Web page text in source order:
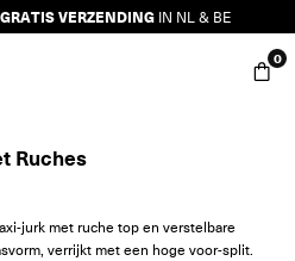
GRATIS VERZENDINGIN NL & BE
0
Ruches
jurk met ruche top en verstelbare
verrijkt met een hoge voor-split.